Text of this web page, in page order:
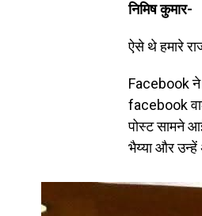
निमिष कुमार-
ऐसे थे हमारे
Facebook ने
facebook
पोस्ट सामने
भैय्या और उन्हें